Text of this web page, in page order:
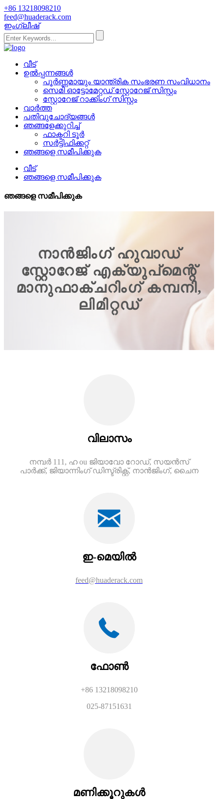
+86 13218098210
feed@huaderack.com
ഇംഗ്ലീഷ്
വീട്
ഉൽപ്പന്നങ്ങൾ
പൂർണ്ണമായും യാന്ത്രിക സംഭരണ ​​സംവിധാനം
സെമി ഓട്ടോമേറ്റഡ് സ്റ്റോറേജ് സിസ്റ്റം
സ്റ്റോറേജ് റാക്കിംഗ് സിസ്റ്റം
വാർത്ത
പതിവുചോദ്യങ്ങൾ
ഞങ്ങളേക്കുറിച്ച്
ഫാക്ടറി ടൂർ
സർട്ടിഫിക്കറ്റ്
ഞങ്ങളെ സമീപിക്കുക
വീട്
ഞങ്ങളെ സമീപിക്കുക
ഞങ്ങളെ സമീപിക്കുക
നാൻജിംഗ് ഹുവാഡ്
സ്റ്റോറേജ് എക്യുപ്‌മെന്റ്
മാനുഫാക്ചറിംഗ് കമ്പനി,
ലിമിറ്റഡ്
വിലാസം
നമ്പർ 111, ഹ ou ജിയാവോ റോഡ്, സയൻസ്
പാർക്ക്, ജിയാന്നിംഗ് ഡിസ്ട്രിക്റ്റ്, നാൻജിംഗ്, ചൈന
ഇ-മെയിൽ
feed@huaderack.com
ഫോൺ
+86 13218098210
025-87151631
മണിക്കൂറുകൾ